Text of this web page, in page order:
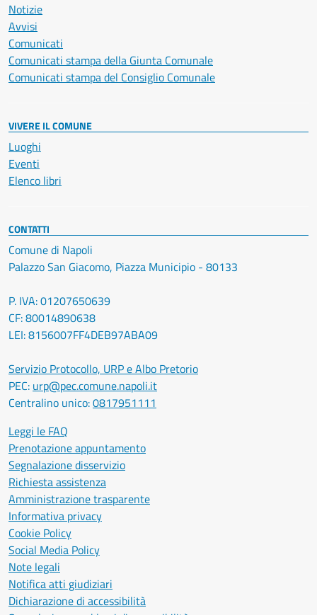
Notizie
Avvisi
Comunicati
Comunicati stampa della Giunta Comunale
Comunicati stampa del Consiglio Comunale
VIVERE IL COMUNE
Luoghi
Eventi
Elenco libri
CONTATTI
Comune di Napoli
Palazzo San Giacomo, Piazza Municipio - 80133
P. IVA: 01207650639
CF: 80014890638
LEI: 8156007FF4DEB97ABA09
Servizio Protocollo, URP e Albo Pretorio
PEC: urp@pec.comune.napoli.it
Centralino unico:0817951111
Leggi le FAQ
Prenotazione appuntamento
Segnalazione disservizio
Richiesta assistenza
Amministrazione trasparente
Informativa privacy
Cookie Policy
Social Media Policy
Note legali
Notifica atti giudiziari
Dichiarazione di accessibilità